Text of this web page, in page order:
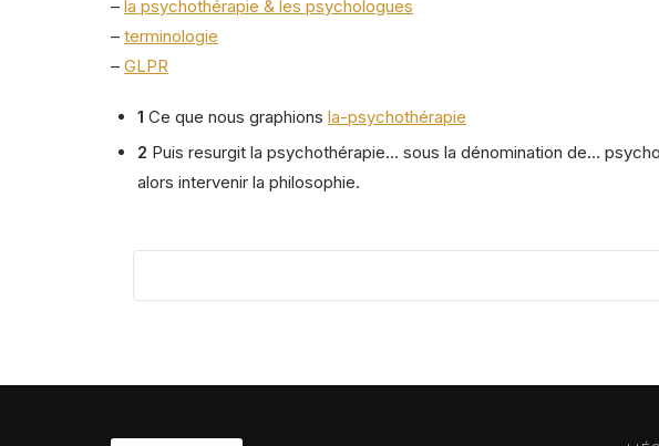
– la psychothérapie & les psychologues
– terminologie
– GLPR
1 Ce que nous graphions la-psychothérapie
2 Puis resurgit la psychothérapie… sous la dénomination de…
alors intervenir la philosophie.